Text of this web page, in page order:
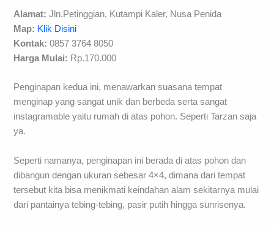
Alamat: Jln.Petinggian, Kutampi Kaler, Nusa Penida
Map: Klik Disini
Kontak: 0857 3764 8050
Harga Mulai: Rp.170.000
Penginapan kedua ini, menawarkan suasana tempat
menginap yang sangat unik dan berbeda serta sangat
instagramable yaitu rumah di atas pohon. Seperti Tarzan saja
ya.
Seperti namanya, penginapan ini berada di atas pohon dan
dibangun dengan ukuran sebesar 4×4, dimana dari tempat
tersebut kita bisa menikmati keindahan alam sekitarnya mulai
dari pantainya tebing-tebing, pasir putih hingga sunrisenya.